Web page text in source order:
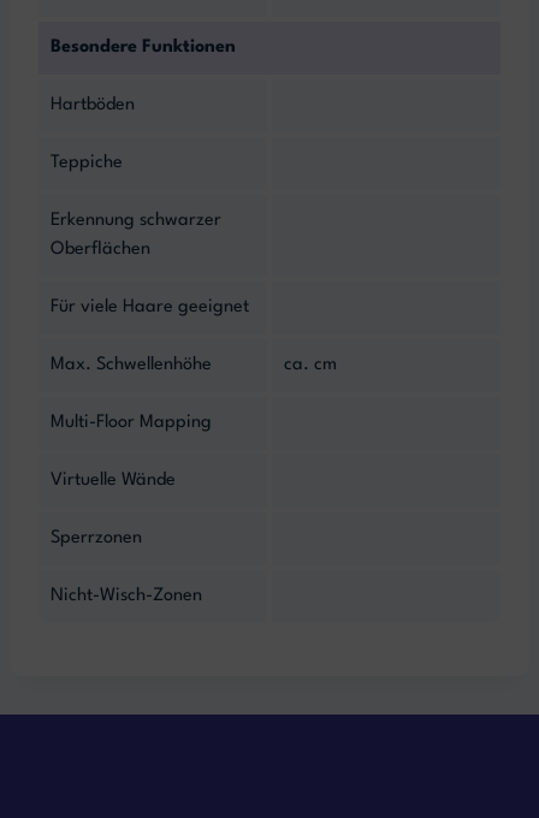
Besondere Funktionen
Hartböden
Teppiche
Erkennung schwarzer
Oberflächen
Für viele Haare geeignet
Max. Schwellenhöhe ca. cm
Multi-Floor Mapping
Virtuelle Wände
Sperrzonen
Nicht-Wisch-Zonen